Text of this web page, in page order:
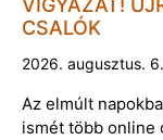
VIGYÁZAT!
CSALÓK
2026. augusztus.
Az elmúlt
ismét több online